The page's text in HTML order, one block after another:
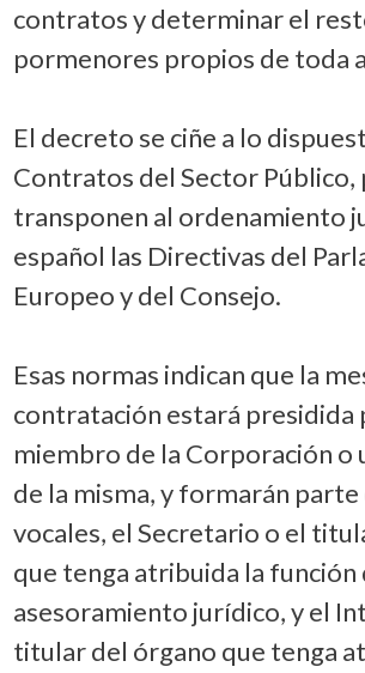
contratos y determinar el
pormenores propios de toda
El decreto se ciñe a lo
Contratos del Sector Público,
transponen al ordenamiento
español las Directivas del
Europeo y del Consejo.
Esas normas indican que la
contratación estará presidida
miembro de la Corporación o
de la misma, y formarán
vocales, el Secretario o el
que tenga atribuida la función
asesoramiento jurídico, y el
titular del órgano que tenga